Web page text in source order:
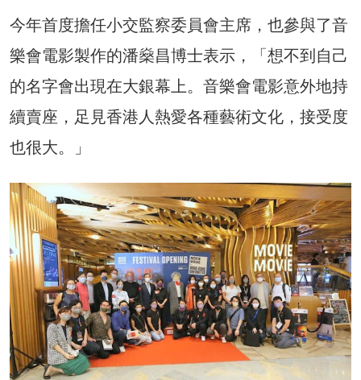
今年首度擔任小交監察委員會主席，也參與了音
樂會電影製作的潘燊昌博士表示，「想不到自己
的名字會出現在大銀幕上。音樂會電影意外地持
續賣座，足見香港人熱愛各種藝術文化，接受度
也很大。」